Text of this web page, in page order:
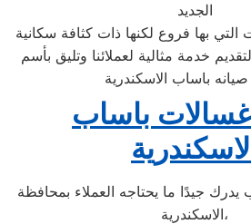
الجديد
بها فروع لكنها ذات كثافة سكانية
خدمة مثالية لعملائنا وتليق بأسم
باساب الاسكندرية
غسالات باساب
يدرك جيدًا ما يحتاجه العملاء بمحافظة
الاسكندرية،